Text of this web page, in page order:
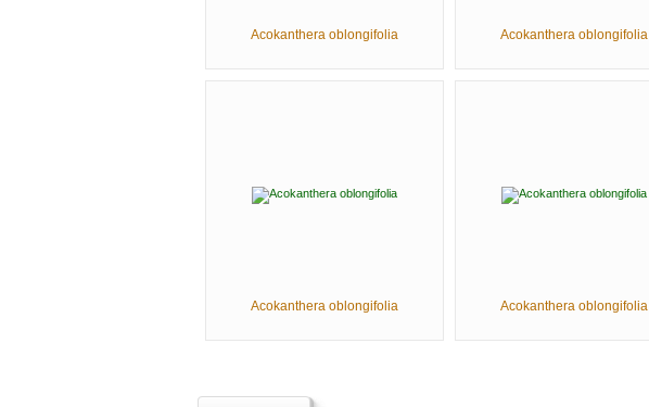
Acokanthera oblongifolia Acokanthera oblongifolia
Acokanthera oblongifolia Acokanthera oblongifolia